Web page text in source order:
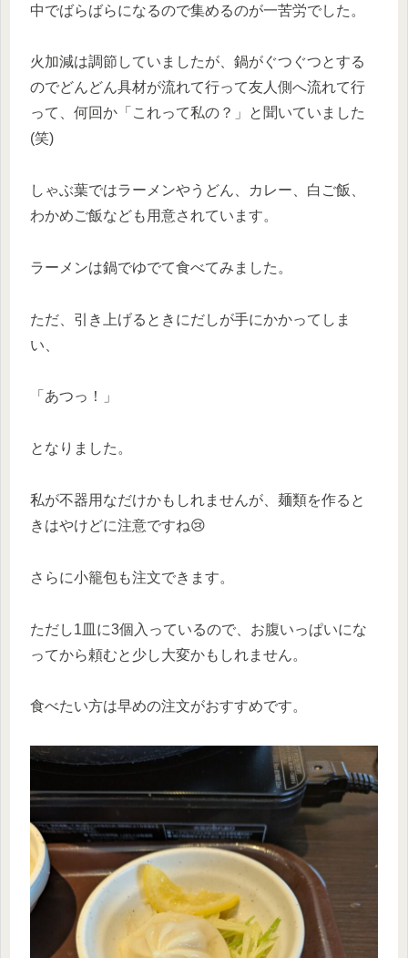
中でばらばらになるので集めるのが一苦労でした。
火加減は調節していましたが、鍋がぐつぐつとする
のでどんどん具材が流れて行って友人側へ流れて行
って、何回か「これって私の？」と聞いていました
(笑)
しゃぶ葉ではラーメンやうどん、カレー、白ご飯、
わかめご飯なども用意されています。
ラーメンは鍋でゆでて食べてみました。
ただ、引き上げるときにだしが手にかかってしま
い、
「あつっ！」
となりました。
私が不器用なだけかもしれませんが、麺類を作ると
きはやけどに注意ですね😢
さらに小籠包も注文できます。
ただし1皿に3個入っているので、お腹いっぱいにな
ってから頼むと少し大変かもしれません。
食べたい方は早めの注文がおすすめです。